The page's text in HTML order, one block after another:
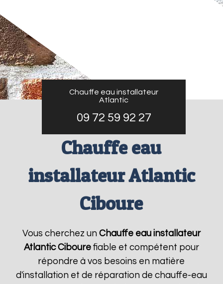
Chauffe eau installateur
Atlantic
09 72 59 92 27
Chauffe eau
installateur Atlantic
Ciboure
Vous cherchez un Chauffe eau installateur
Atlantic Cibourefiable et compétent pour
répondre à vos besoins en matière
d'installation et de réparation de chauffe-eau